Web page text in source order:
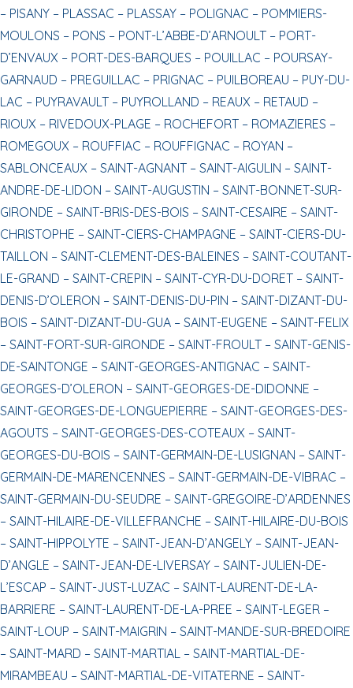
– PISANY – PLASSAC – PLASSAY – POLIGNAC – POMMIERS-
MOULONS – PONS – PONT-L’ABBE-D’ARNOULT – PORT-
D’ENVAUX – PORT-DES-BARQUES – POUILLAC – POURSAY-
GARNAUD – PREGUILLAC – PRIGNAC – PUILBOREAU – PUY-DU-
LAC – PUYRAVAULT – PUYROLLAND – REAUX – RETAUD –
RIOUX – RIVEDOUX-PLAGE – ROCHEFORT – ROMAZIERES –
ROMEGOUX – ROUFFIAC – ROUFFIGNAC – ROYAN –
SABLONCEAUX – SAINT-AGNANT – SAINT-AIGULIN – SAINT-
ANDRE-DE-LIDON – SAINT-AUGUSTIN – SAINT-BONNET-SUR-
GIRONDE – SAINT-BRIS-DES-BOIS – SAINT-CESAIRE – SAINT-
CHRISTOPHE – SAINT-CIERS-CHAMPAGNE – SAINT-CIERS-DU-
TAILLON – SAINT-CLEMENT-DES-BALEINES – SAINT-COUTANT-
LE-GRAND – SAINT-CREPIN – SAINT-CYR-DU-DORET – SAINT-
DENIS-D’OLERON – SAINT-DENIS-DU-PIN – SAINT-DIZANT-DU-
BOIS – SAINT-DIZANT-DU-GUA – SAINT-EUGENE – SAINT-FELIX
– SAINT-FORT-SUR-GIRONDE – SAINT-FROULT – SAINT-GENIS-
DE-SAINTONGE – SAINT-GEORGES-ANTIGNAC – SAINT-
GEORGES-D’OLERON – SAINT-GEORGES-DE-DIDONNE –
SAINT-GEORGES-DE-LONGUEPIERRE – SAINT-GEORGES-DES-
AGOUTS – SAINT-GEORGES-DES-COTEAUX – SAINT-
GEORGES-DU-BOIS – SAINT-GERMAIN-DE-LUSIGNAN – SAINT-
GERMAIN-DE-MARENCENNES – SAINT-GERMAIN-DE-VIBRAC –
SAINT-GERMAIN-DU-SEUDRE – SAINT-GREGOIRE-D’ARDENNES
– SAINT-HILAIRE-DE-VILLEFRANCHE – SAINT-HILAIRE-DU-BOIS
– SAINT-HIPPOLYTE – SAINT-JEAN-D’ANGELY – SAINT-JEAN-
D’ANGLE – SAINT-JEAN-DE-LIVERSAY – SAINT-JULIEN-DE-
L’ESCAP – SAINT-JUST-LUZAC – SAINT-LAURENT-DE-LA-
BARRIERE – SAINT-LAURENT-DE-LA-PREE – SAINT-LEGER –
SAINT-LOUP – SAINT-MAIGRIN – SAINT-MANDE-SUR-BREDOIRE
– SAINT-MARD – SAINT-MARTIAL – SAINT-MARTIAL-DE-
MIRAMBEAU – SAINT-MARTIAL-DE-VITATERNE – SAINT-